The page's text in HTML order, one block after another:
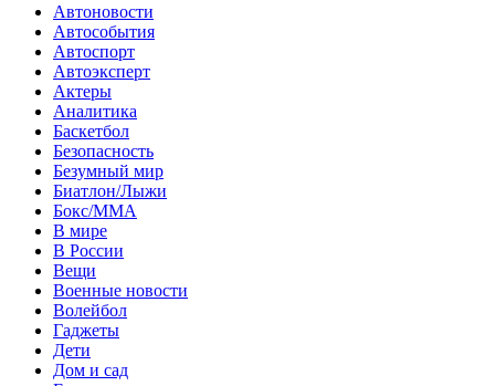
Автоновости
Автособытия
Автоспорт
Автоэксперт
Актеры
Аналитика
Баскетбол
Безопасность
Безумный мир
Биатлон/Лыжи
Бокс/MMA
В мире
В России
Вещи
Военные новости
Волейбол
Гаджеты
Дети
Дом и сад